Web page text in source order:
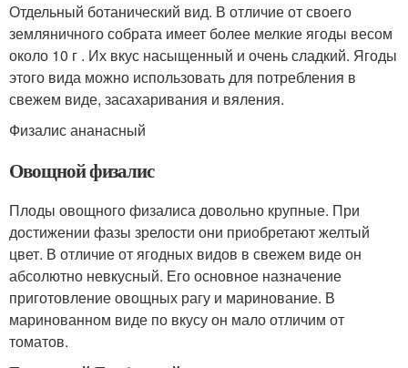
Отдельный ботанический вид. В отличие от своего
земляничного собрата имеет более мелкие ягоды весом
около 10 г . Их вкус насыщенный и очень сладкий. Ягоды
этого вида можно использовать для потребления в
свежем виде, засахаривания и вяления.
Физалис ананасный
Овощной физалис
Плоды овощного физалиса довольно крупные. При
достижении фазы зрелости они приобретают желтый
цвет. В отличие от ягодных видов в свежем виде он
абсолютно невкусный. Его основное назначение
приготовление овощных рагу и маринование. В
маринованном виде по вкусу он мало отличим от
томатов.